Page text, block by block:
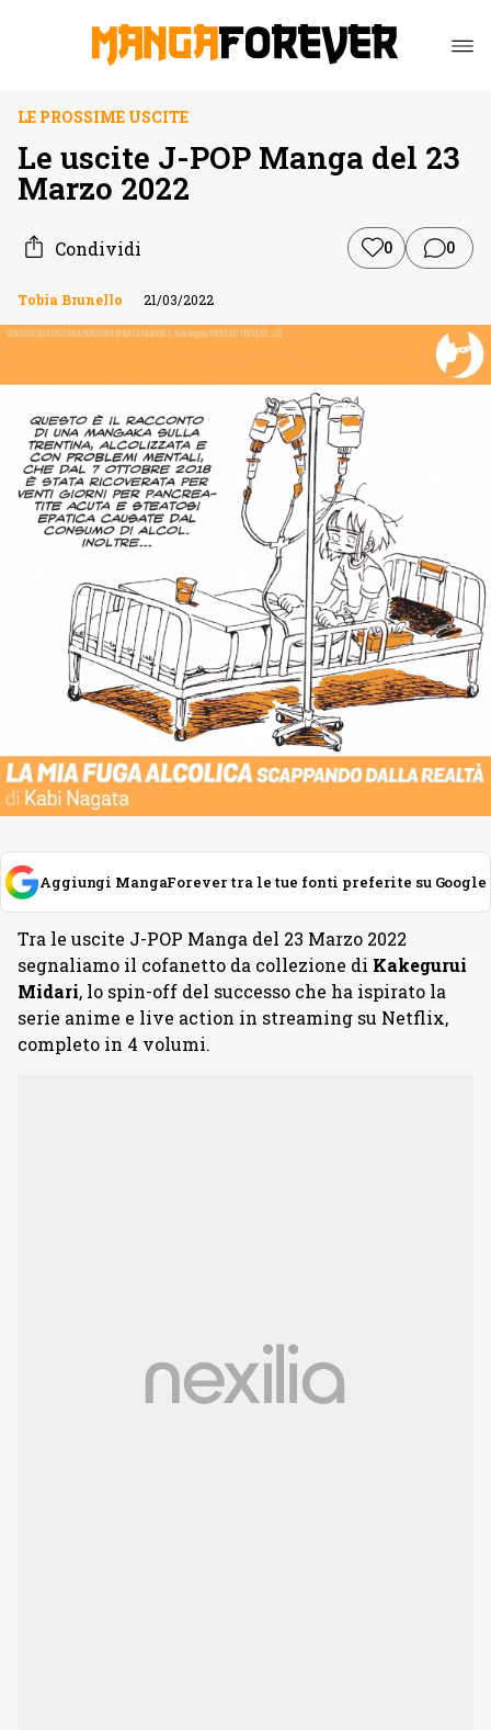
LE PROSSIME USCITE
Le uscite J-POP Manga del 23
Marzo 2022
Condividi 0 0
Tobia Brunello 21/03/2022
Aggiungi MangaForever tra le tue fonti preferite su Google
Tra le uscite J-POP Manga del 23 Marzo 2022
segnaliamo il cofanetto da collezione di Kakegurui
Midari, lo spin-off del successo che ha ispirato la
serie anime e live action in streaming su Netflix,
completo in 4 volumi.